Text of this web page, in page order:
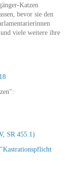
Katzen
bevor sie den
viele weitere ihre
SR 455.1)